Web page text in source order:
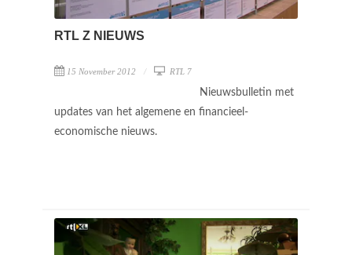
RTL Z NIEUWS
15 November 2012 RTL 7
Nieuwsbulletin met
updates van het algemene en financieel-
economische nieuws.